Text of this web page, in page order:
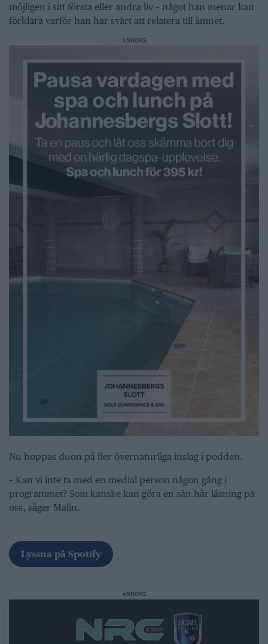
möjligen i sitt första eller andra liv – något han menar kan
förklara varför han har svårt att relatera till ämnet.
ANNONS
Nu hoppas duon på fler övernaturliga inslag i podden.
– Kan vi inte ta med en medial person någon gång i
programmet? Som kanske kan göra en sån här läsning på
oss, säger Malin.
Lyssna på Spotify
ANNONS